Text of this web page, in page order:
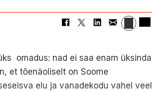
omadus: nad ei saa enam üksinda
et tõenäoliselt on Soome
elu ja vanadekodu vahel veel